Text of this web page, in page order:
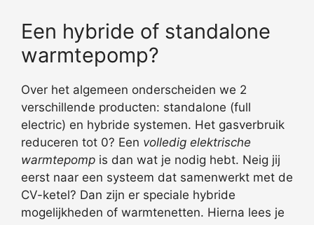
Een hybride of standalone
warmtepomp?
Over het algemeen onderscheiden we 2
verschillende producten: standalone (full
electric) en hybride systemen. Het gasverbruik
reduceren tot 0? Een volledig elektrische
warmtepomp is dan wat je nodig hebt. Neig jij
eerst naar een systeem dat samenwerkt met de
CV-ketel? Dan zijn er speciale hybride
mogelijkheden of warmtenetten. Hierna lees je